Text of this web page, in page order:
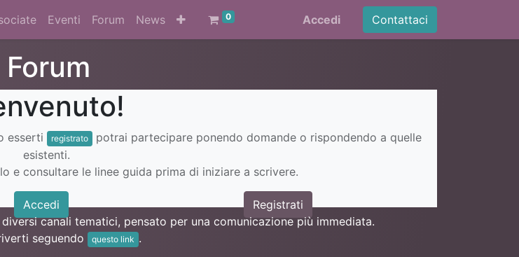
Eventi Forum News 0 Accedi Contattaci
Forum
esserti registrato
potrai partecipare ponendo domande o rispondendo a quelle
esistenti.
e consultare le linee guida prima di iniziare a scrivere.
Accedi
Registrati
canali tematici, pensato per una comunicazione più immediata.
seguendo
questo link .